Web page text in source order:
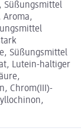
Süßungsmittel
Aroma,
Süßungsmittel
Lutein-haltiger
Chrom(III)-